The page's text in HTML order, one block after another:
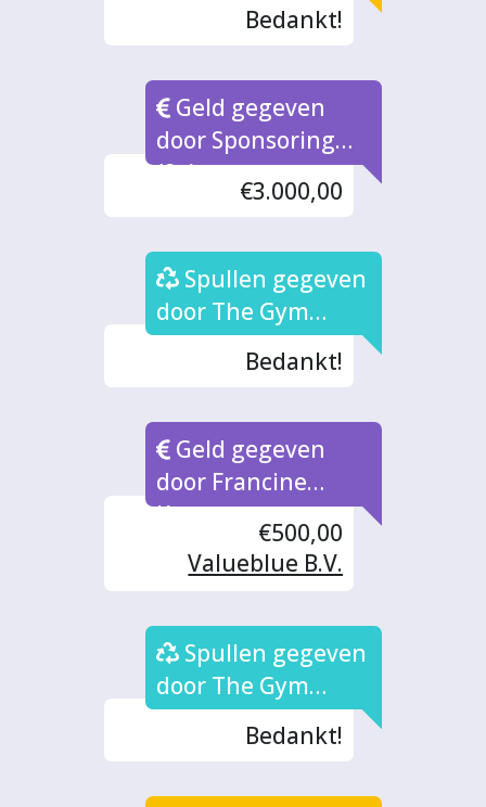
Bedankt!
Geld gegeven
door Sponsoring
(2x)
€3.000,00
Spullen gegeven
door The Gym
Zutphen (2x)
Bedankt!
Geld gegeven
door Francine
Kanyana
€500,00
Valueblue B.V.
Spullen gegeven
door The Gym
Apeldoorn
Bedankt!